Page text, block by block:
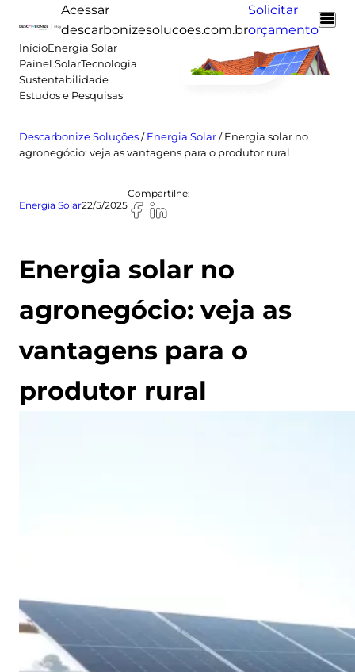
para
conteúdo
Acessar
descarbonizesolucoes.com.br
Solicitar
orçamento
InícioEnergia Solar
Painel SolarTecnologia
Sustentabilidade
Estudos e Pesquisas
Descarbonize Soluções/Energia Solar/Energia solar no
agronegócio: veja as vantagens para o produtor rural
Energia Solar22/5/2025
Compartilhe:
Energia solar no
agronegócio: veja as
vantagens para o
produtor rural